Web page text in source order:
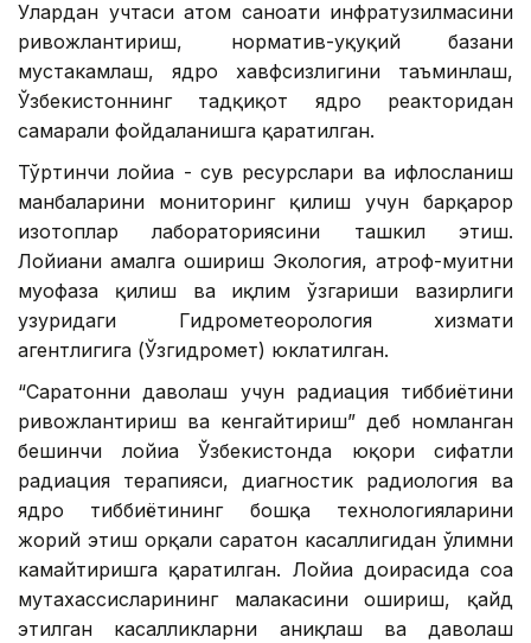
Улардан учтаси атом саноати инфратузилмасини
ривожлантириш, норматив-ҳуқуқий базани
мустаҳкамлаш, ядро хавфсизлигини таъминлаш,
Ўзбекистоннинг тадқиқот ядро реакторидан
самарали фойдаланишга қаратилган.
Тўртинчи лойиҳа - сув ресурслари ва ифлосланиш
манбаларини мониторинг қилиш учун барқарор
изотоплар лабораториясини ташкил этиш.
Лойиҳани амалга ошириш Экология, атроф-муҳитни
муҳофаза қилиш ва иқлим ўзгариши вазирлиги
ҳузуридаги Гидрометеорология хизмати
агентлигига (Ўзгидромет) юклатилган.
“Саратонни даволаш учун радиация тиббиётини
ривожлантириш ва кенгайтириш” деб номланган
бешинчи лойиҳа Ўзбекистонда юқори сифатли
радиация терапияси, диагностик радиология ва
ядро тиббиётининг бошқа технологияларини
жорий этиш орқали саратон касаллигидан ўлимни
камайтиришга қаратилган. Лойиҳа доирасида соҳа
мутахассисларининг малакасини ошириш, қайд
этилган касалликларни аниқлаш ва даволаш